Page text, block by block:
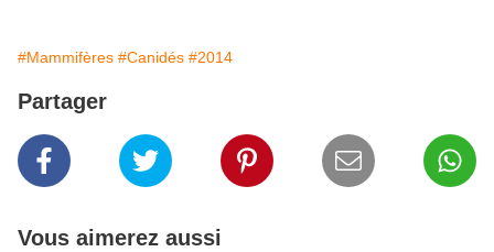
#Mammifères #Canidés #2014
Partager
Vous aimerez aussi